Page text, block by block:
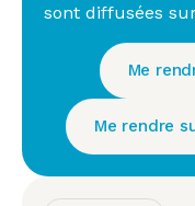
sont diffusées
Me
Me rendre